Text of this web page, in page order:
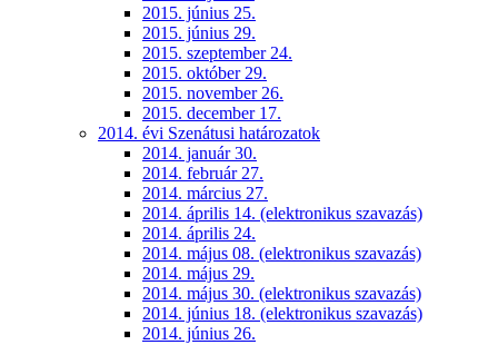
2015. június 25.
2015. június 29.
2015. szeptember 24.
2015. október 29.
2015. november 26.
2015. december 17.
2014. évi Szenátusi határozatok
2014. január 30.
2014. február 27.
2014. március 27.
2014. április 14. (elektronikus szavazás)
2014. április 24.
2014. május 08. (elektronikus szavazás)
2014. május 29.
2014. május 30. (elektronikus szavazás)
2014. június 18. (elektronikus szavazás)
2014. június 26.